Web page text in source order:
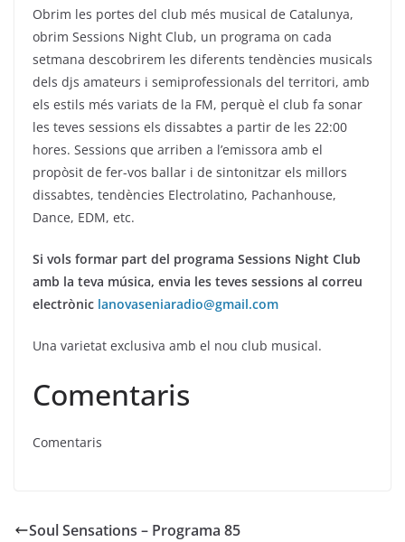
Obrim les portes del club més musical de Catalunya,
obrim Sessions Night Club, un programa on cada
setmana descobrirem les diferents tendències musicals
dels djs amateurs i semiprofessionals del territori, amb
els estils més variats de la FM, perquè el club fa sonar
les teves sessions els dissabtes a partir de les 22:00
hores. Sessions que arriben a l’emissora amb el
propòsit de fer-vos ballar i de sintonitzar els millors
dissabtes, tendències Electrolatino, Pachanhouse,
Dance, EDM, etc.
Si vols formar part del programa Sessions Night Club
amb la teva música, envia les teves sessions al correu
electrònic lanovaseniaradio@gmail.com
Una varietat exclusiva amb el nou club musical.
Comentaris
Comentaris
Soul Sensations – Programa 85